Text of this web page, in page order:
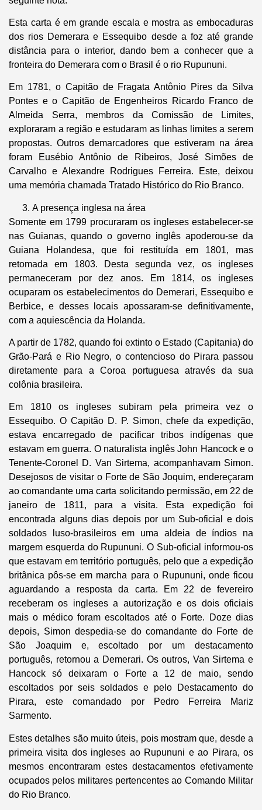
Esta carta é em grande escala e mostra as embocaduras
dos rios Demerara e Essequibo desde a foz até grande
distância para o interior, dando bem a conhecer que a
fronteira do Demerara com o Brasil é o rio Rupununi.
Em 1781, o Capitão de Fragata Antônio Pires da Silva
Pontes e o Capitão de Engenheiros Ricardo Franco de
Almeida Serra, membros da Comissão de Limites,
exploraram a região e estudaram as linhas limites a serem
propostas. Outros demarcadores que estiveram na área
foram Eusébio Antônio de Ribeiros, José Simões de
Carvalho e Alexandre Rodrigues Ferreira. Este, deixou
uma memória chamada Tratado Histórico do Rio Branco.
A presença inglesa na área
Somente em 1799 procuraram os ingleses estabelecer-se
nas Guianas, quando o governo inglês apoderou-se da
Guiana Holandesa, que foi restituída em 1801, mas
retomada em 1803. Desta segunda vez, os ingleses
permaneceram por dez anos. Em 1814, os ingleses
ocuparam os estabelecimentos do Demerari, Essequibo e
Berbice, e desses locais apossaram-se definitivamente,
com a aquiescência da Holanda.
A partir de 1782, quando foi extinto o Estado (Capitania) do
Grão-Pará e Rio Negro, o contencioso do Pirara passou
diretamente para a Coroa portuguesa através da sua
colônia brasileira.
Em 1810 os ingleses subiram pela primeira vez o
Essequibo. O Capitão D. P. Simon, chefe da expedição,
estava encarregado de pacificar tribos indígenas que
estavam em guerra. O naturalista inglês John Hancock e o
Tenente-Coronel D. Van Sirtema, acompanhavam Simon.
Desejosos de visitar o Forte de São Joquim, endereçaram
ao comandante uma carta solicitando permissão, em 22 de
janeiro de 1811, para a visita. Esta expedição foi
encontrada alguns dias depois por um Sub-oficial e dois
soldados luso-brasileiros em uma aldeia de índios na
margem esquerda do Rupununi. O Sub-oficial informou-os
que estavam em território português, pelo que a expedição
britânica pôs-se em marcha para o Rupununi, onde ficou
aguardando a resposta da carta. Em 22 de fevereiro
receberam os ingleses a autorização e os dois oficiais
mais o médico foram escoltados até o Forte. Doze dias
depois, Simon despedia-se do comandante do Forte de
São Joaquim e, escoltado por um destacamento
português, retornou a Demerari. Os outros, Van Sirtema e
Hancock só deixaram o Forte a 12 de maio, sendo
escoltados por seis soldados e pelo Destacamento do
Pirara, este comandado por Pedro Ferreira Mariz
Sarmento.
Estes detalhes são muito úteis, pois mostram que, desde a
primeira visita dos ingleses ao Rupununi e ao Pirara, os
mesmos encontraram estes destacamentos efetivamente
ocupados pelos militares pertencentes ao Comando Militar
do Rio Branco.